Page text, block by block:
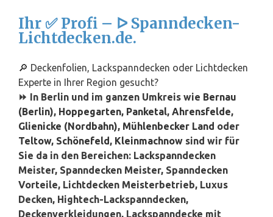
Ihr ✅ Profi – ᐅ Spanndecken-
Lichtdecken.de.
🔎 Deckenfolien, Lackspanndecken oder Lichtdecken
Experte in Ihrer Region gesucht?
⏩ In Berlin und im ganzen Umkreis wie Bernau
(Berlin), Hoppegarten, Panketal, Ahrensfelde,
Glienicke (Nordbahn), Mühlenbecker Land oder
Teltow, Schönefeld, Kleinmachnow sind wir für
Sie da in den Bereichen: Lackspanndecken
Meister, Spanndecken Meister, Spanndecken
Vorteile, Lichtdecken Meisterbetrieb, Luxus
Decken, Hightech-Lackspanndecken,
Deckenverkleidungen, Lackspanndecke mit